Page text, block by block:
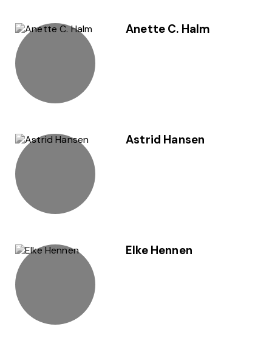
Anette C. Halm
Astrid Hansen
Elke Hennen